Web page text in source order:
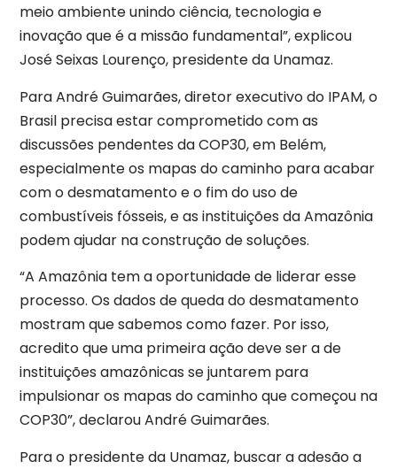
meio ambiente unindo ciência, tecnologia e
inovação que é a missão fundamental”, explicou
José Seixas Lourenço, presidente da Unamaz.
Para André Guimarães, diretor executivo do IPAM, o
Brasil precisa estar comprometido com as
discussões pendentes da COP30, em Belém,
especialmente os mapas do caminho para acabar
com o desmatamento e o fim do uso de
combustíveis fósseis, e as instituições da Amazônia
podem ajudar na construção de soluções.
“A Amazônia tem a oportunidade de liderar esse
processo. Os dados de queda do desmatamento
mostram que sabemos como fazer. Por isso,
acredito que uma primeira ação deve ser a de
instituições amazônicas se juntarem para
impulsionar os mapas do caminho que começou na
COP30”, declarou André Guimarães.
Para o presidente da Unamaz, buscar a adesão a